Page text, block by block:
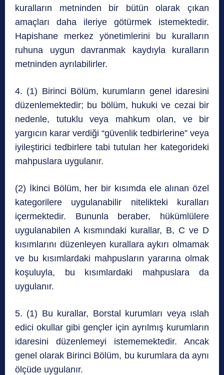
kuralların metninden bir bütün olarak çıkan
amaçları daha ileriye götürmek istemektedir.
Hapishane merkez yönetimlerini bu kuralların
ruhuna uygun davranmak kaydıyla kuralların
metninden ayrılabilirler.
4. (1) Birinci Bölüm, kurumların genel idaresini
düzenlemektedir; bu bölüm, hukuki ve cezai bir
nedenle, tutuklu veya mahkum olan, ve bir
yargıcın karar verdiği “güvenlik tedbirlerine” veya
iyileştirici tedbirlere tabi tutulan her kategorideki
mahpuslara uygulanır.
(2) İkinci Bölüm, her bir kısımda ele alınan özel
kategorilere uygulanabilir nitelikteki kuralları
içermektedir. Bununla beraber, hükümlülere
uygulanabilen A kısmındaki kurallar, B, C ve D
kısımlarını düzenleyen kurallara aykırı olmamak
ve bu kısımlardaki mahpusların yararına olmak
koşuluyla, bu kısımlardaki mahpuslara da
uygulanır.
5. (1) Bu kurallar, Borstal kurumları veya ıslah
edici okullar gibi gençler için ayrılmış kurumların
idaresini düzenlemeyi istememektedir. Ancak
genel olarak Birinci Bölüm, bu kurumlara da aynı
ölçüde uygulanır.